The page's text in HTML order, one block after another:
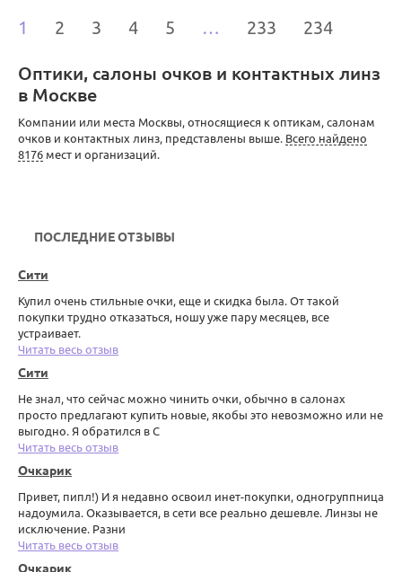
1 2 3 4 5 … 233 234
Оптики, салоны очков и контактных линз
в Москве
Компании или места Москвы, относящиеся к оптикам, салонам
очков и контактных линз, представлены выше. Всего найдено
8176 мест и организаций.
ПОСЛЕДНИЕ ОТЗЫВЫ
Сити
Купил очень стильные очки, еще и скидка была. От такой
покупки трудно отказаться, ношу уже пару месяцев, все
устраивает.
Читать весь отзыв
Сити
Не знал, что сейчас можно чинить очки, обычно в салонах
просто предлагают купить новые, якобы это невозможно или не
выгодно. Я обратился в С
Читать весь отзыв
Очкарик
Привет, пипл!) И я недавно освоил инет-покупки, одногруппница
надоумила. Оказывается, в сети все реально дешевле. Линзы не
исключение. Разни
Читать весь отзыв
Очкарик